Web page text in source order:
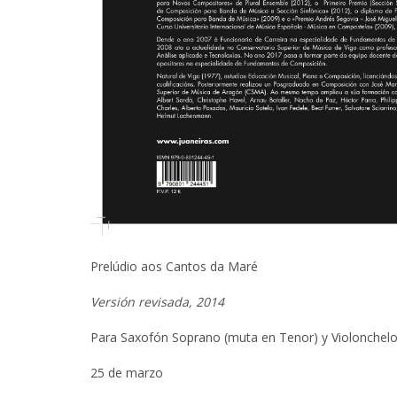
Prelúdio aos Cantos da Maré
Versión revisada, 2014
Para Saxofón Soprano (muta en Tenor) y Violonchelo
25 de marzo